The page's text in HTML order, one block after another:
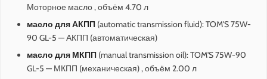
Моторное масло , объём 4.70 л
масло для АКПП (automatic transmission fluid): TOM'S 75W-
90 GL-5 — АКПП (автоматическая)
масло для МКПП (manual transmission oil): TOM'S 75W-90
GL-5 — МКПП (механическая) , объём 2.00 л